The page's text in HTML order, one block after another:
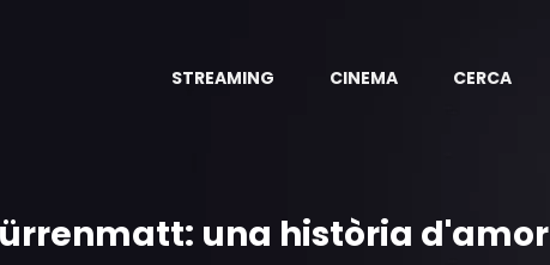
STREAMING CINEMA CERCA
una història d'amor